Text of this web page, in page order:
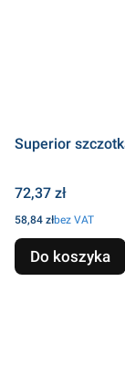
Superior
Cena
72,37 zł
Cena
58,84 złbez VAT
Do koszyka